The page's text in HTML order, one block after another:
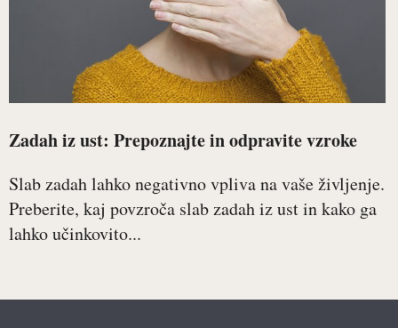
Zadah iz ust: Prepoznajte in odpravite vzroke
Slab zadah lahko negativno vpliva na vaše življenje.
Preberite, kaj povzroča slab zadah iz ust in kako ga
lahko učinkovito...